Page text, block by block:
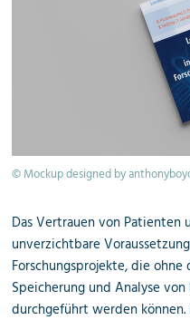
© Mockup designed by
Das Vertrauen von Patienten
unverzichtbare
Forschungsprojekte, die
Speicherung und Analyse
durchgeführt werden